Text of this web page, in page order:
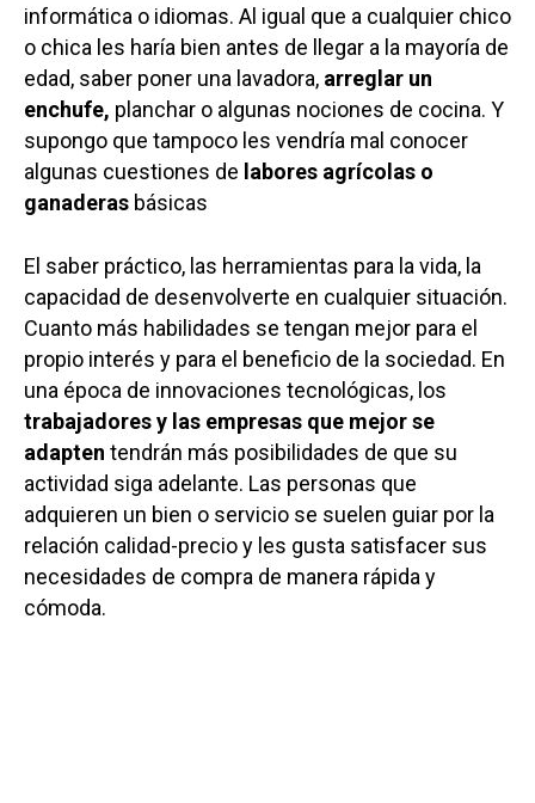
informática o idiomas. Al igual que a cualquier chico
o chica les haría bien antes de llegar a la mayoría de
edad, saber poner una lavadora, arreglar un
enchufe, planchar o algunas nociones de cocina. Y
supongo que tampoco les vendría mal conocer
algunas cuestiones de labores agrícolas o
ganaderas básicas
El saber práctico, las herramientas para la vida, la
capacidad de desenvolverte en cualquier situación.
Cuanto más habilidades se tengan mejor para el
propio interés y para el beneficio de la sociedad. En
una época de innovaciones tecnológicas, los
trabajadores y las empresas que mejor se
adapten tendrán más posibilidades de que su
actividad siga adelante. Las personas que
adquieren un bien o servicio se suelen guiar por la
relación calidad-precio y les gusta satisfacer sus
necesidades de compra de manera rápida y
cómoda.